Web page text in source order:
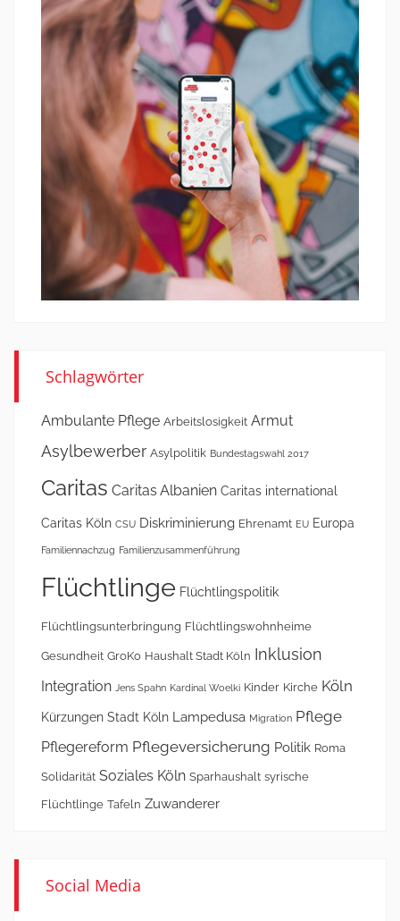
Schlagwörter
Ambulante Pflege Arbeitslosigkeit Armut
Asylbewerber Asylpolitik Bundestagswahl 2017
Caritas Caritas Albanien Caritas international
Caritas Köln CSU Diskriminierung Ehrenamt EU Europa
Familiennachzug Familienzusammenführung
Flüchtlinge Flüchtlingspolitik
Flüchtlingsunterbringung Flüchtlingswohnheime
Gesundheit GroKo Haushalt Stadt Köln Inklusion
Integration Jens Spahn Kardinal Woelki Kinder Kirche Köln
Kürzungen Stadt Köln Lampedusa Migration Pflege
Pflegereform Pflegeversicherung Politik Roma
Solidarität Soziales Köln Sparhaushalt syrische
Flüchtlinge Tafeln Zuwanderer
Social Media